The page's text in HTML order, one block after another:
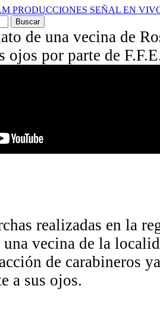
PRODUCCIONES SEÑAL EN
de una vecina de
ojos por parte de
realizadas en la
una vecina de la
de carabineros
a sus ojos.